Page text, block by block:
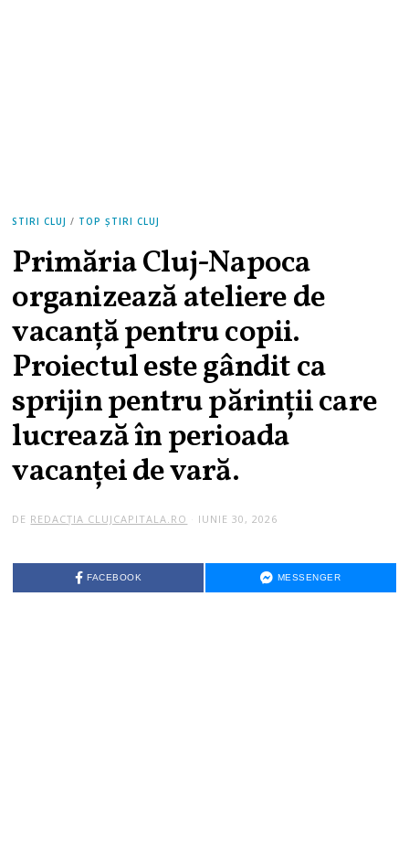
STIRI CLUJ / TOP ȘTIRI CLUJ
Primăria Cluj-Napoca
organizează ateliere de
vacanță pentru copii.
Proiectul este gândit ca
sprijin pentru părinții care
lucrează în perioada
vacanței de vară.
DE REDACȚIA CLUJCAPITALA.RO IUNIE 30, 2026
FACEBOOK MESSENGER